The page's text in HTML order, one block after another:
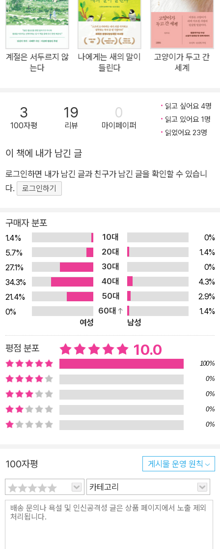
이라고 믿는다. 하면 할수록 더 빠져들고, 더 잘하고 싶어지고, 뜻
대로 되지 않아 속상하면서도 기꺼이 한 끼를 거를 만큼 몰입하게
되는 일. 왜 그렇게까지 발레에 빠져들었을까. 그는 말한다. “발
레는 인간이 인간의 힘만으로 가장 아름다운 경지를 추구하는 예
술이기 때문”이라고. 저자는 오랫동안 발레 블로그와 브런치스토
을 ‘발레’라는 언어로 풀어냈다. 이제 ‘기자리나’ 전수진이 기록한
치열하고도 다정한 발레 분투기 속으로 들어가보자. “발레는 나
레 해방 일지 “내 중심은 내가 책임져야 해요.” “스스로를 믿어
요. 믿으면 할 수 있어요!” “예쁜 동작을 위해선 안 예쁜 걸 많이
해야 해요.” “힘을 빼야 올라갈 수 있어요.” 발레 클래스에서 선생
님들이 무심히 던진 짧은 말들은 이상하게 오래 마음에 남는다.
하는 치트 키처럼 들리기 때문이다. 《발끝으로 인생의 중심을 잡
는 법》은 바로 그런 순간들에서 출발한 책이다. 최근 몇 년 사이
성인 취미 발레에 대한 관심은 눈에 띄게 높아졌다. 이제 발레는
더 이상 프로 무용수나 전공자들만의 세계가 아니다. 하지만 발레
를 배우는 일은 결코 만만하지 않다. 발레는 두 발을 단단히 바닥
에 딛고 코어를 잡은 채 무릎을 굽히는 기본 동작 ‘쁠리에’에서 시
작해 점점 더 복잡하고 어려운 동작으로 이어진다. 발끝을 세우고
몸의 중심을 잡는 일은 생각보다 훨씬 어렵다. 우아한 동작 하나
를 완성하기 위해 수없이 넘어지고 같은 동작을 반복해야 한다.
발레는 결국 몸의 중심을 세워 균형을 잡고, 다시 그 중심을 옮기
며 또 다른 균형을 찾아가는 과정이다. 그러나 발끝에 의지해 중
심을 잡는 일은 결코 쉽지 않다. 아무리 애써도 균형은 한순간에
무너지곤 한다. 저자는 바로 이 점이 삶과 닮아 있다고 말한다. 노
력과 결과가 늘 비례하지 않는다는 것, 잘하지 못해도 계속하게
되는 순간이 있다는 것, 잘해도 여전히 힘들다는 것. 발레는 단순
정이다. 책장을 넘기다 보면 어느새 발레 이야기가 아니라 자신의
삶을 돌아보고 있는 자신을 발견하게 될 것이다. “오늘도 거울 앞
에 선다. 숨지 않겠다는 각오로!” 온전히 나로 있을 수 있는 곳, 발
래 클래스 거울 앞에서 자신을 정면으로 마주하고 동료들과 함께
선생님을 믿고 움직이는 곳. 바로 발레 클래스다. 저자는 매일 발
계절은 서두르지 않
는다
나에게는 새의 말이
들린다
고양이가 두고 간
세계
3
100자평
19
리뷰
0
마이페이퍼
읽고 싶어요 4명
읽고 있어요 1명
읽었어요 23명
이 책에 내가 남긴 글
로그인하면 내가 남긴 글과 친구가 남긴 글을 확인할 수 있습니
다.
로그인하기
구매자 분포
1.4% 10대
0%
5.7%
20대
1.4%
27.1%
30대
0%
34.3%
40대
4.3%
21.4%
50대
2.9%
0%
60대
1.4%
여성
남성
평점 분포 10.0
100%
0%
0%
0%
0%
100자평 게시물 운영 원칙
카테고리